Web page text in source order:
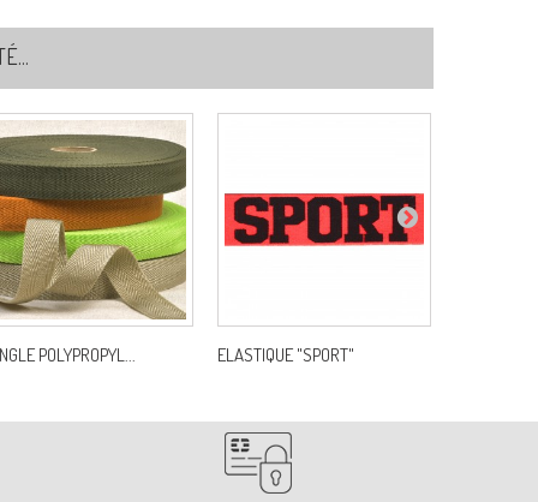
ORANGE
S1693D20C83
PARME
S1693D20C88
POLYPROPYL... ELASTIQUE "SPORT"